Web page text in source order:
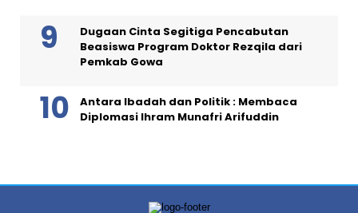
Dugaan Cinta Segitiga Pencabutan
Beasiswa Program Doktor Rezqila dari
Pemkab Gowa
Antara Ibadah dan Politik : Membaca
Diplomasi Ihram Munafri Arifuddin